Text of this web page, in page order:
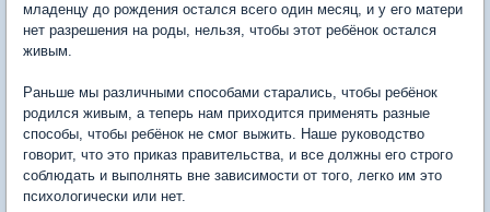
младенцу до рождения остался всего один месяц, и у его матери
нет разрешения на роды, нельзя, чтобы этот ребёнок остался
живым.
Раньше мы различными способами старались, чтобы ребёнок
родился живым, а теперь нам приходится применять разные
способы, чтобы ребёнок не смог выжить. Наше руководство
говорит, что это приказ правительства, и все должны его строго
соблюдать и выполнять вне зависимости от того, легко им это
психологически или нет.